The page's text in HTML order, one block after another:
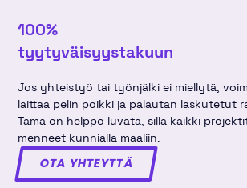
100%
tyytyväisyys­takuun
Jos yhteistyö tai työnjälki ei miellytä,
laittaa pelin poikki ja palautan laskutetut
Tämä on helppo luvata, sillä kaikki
menneet kunnialla maaliin.
OTA YHTEYTTÄ